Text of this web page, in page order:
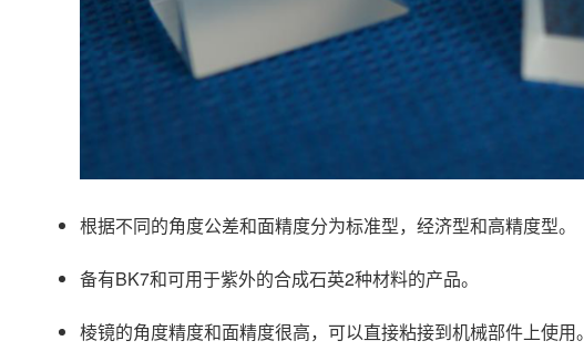
根据不同的角度公差和面精度分为标准型，经济型和高精度型。
备有BK7和可用于紫外的合成石英2种材料的产品。
棱镜的角度精度和面精度很高，可以直接粘接到机械部件上使用。